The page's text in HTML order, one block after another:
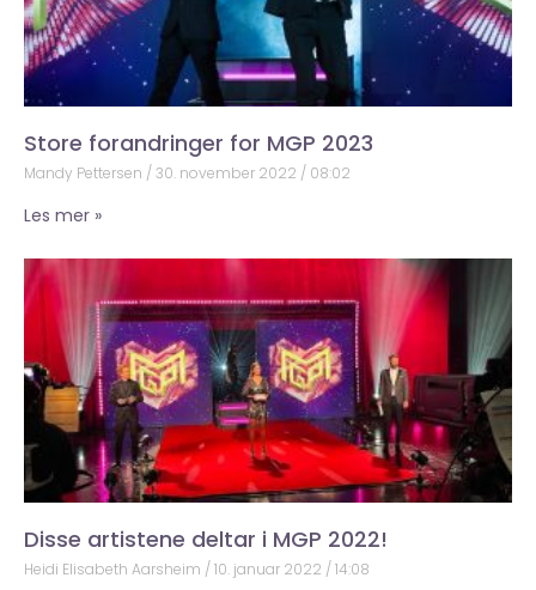
Store forandringer for MGP 2023
Mandy Pettersen 30. november 2022 08:02
Les mer »
Disse artistene deltar i MGP 2022!
Heidi Elisabeth Aarsheim 10. januar 2022 14:08